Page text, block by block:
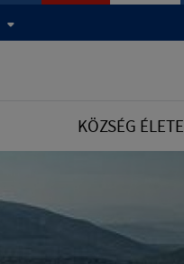
KÖZSÉG ÉLETE